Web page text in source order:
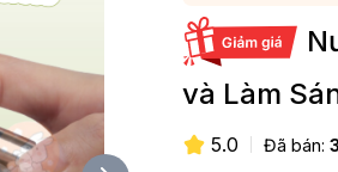
và Làm
5.0 Đã bán: